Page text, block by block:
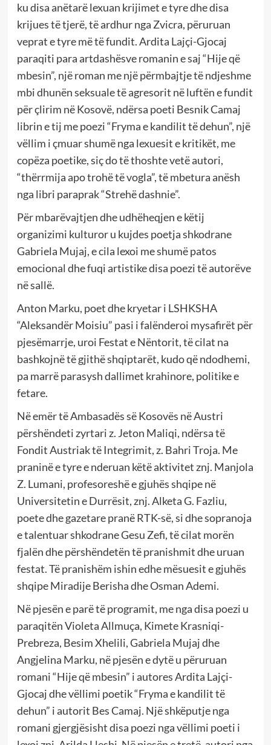
ku disa anëtarë lexuan krijimet e tyre dhe disa
krijues të tjerë, të ardhur nga Zvicra, përuruan
veprat e tyre më të fundit. Ardita Lajçi-Gjocaj
paraqiti para artdashësve romanin e saj “Hije që
mbesin”, një roman me një përmbajtje të ndjeshme
mbi dhunën seksuale të agresorit në luftën e fundit
për çlirim në Kosovë, ndërsa poeti Besnik Camaj
librin e tij me poezi “Fryma e kandilit të dehun”, një
vëllim i çmuar shumë nga lexuesit e kritikët, me
copëza poetike, siç do të thoshte vetë autori,
“thërrmija apo trohë të vogla”, të mbetura anësh
nga libri paraprak “Strehë dashnie”.
Për mbarëvajtjen dhe udhëheqjen e këtij
organizimi kulturor u kujdes poetja shkodrane
Gabriela Mujaj, e cila lexoi me shumë patos
emocional dhe fuqi artistike disa poezi të autorëve
në sallë.
Anton Marku, poet dhe kryetar i LSHKSHA
“Aleksandër Moisiu” pasi i falënderoi mysafirët për
pjesëmarrje, uroi Festat e Nëntorit, të cilat na
bashkojnë të gjithë shqiptarët, kudo që ndodhemi,
pa marrë parasysh dallimet krahinore, politike e
fetare.
Në emër të Ambasadës së Kosovës në Austri
përshëndeti zyrtari z. Jeton Maliqi, ndërsa të
Fondit Austriak të Integrimit, z. Bahri Troja. Me
praninë e tyre e nderuan këtë aktivitet znj. Manjola
Z. Lumani, profesoreshë e gjuhës shqipe në
Universitetin e Durrësit, znj. Alketa G. Fazliu,
poete dhe gazetare pranë RTK-së, si dhe sopranoja
e talentuar shkodrane Gesu Zefi, të cilat morën
fjalën dhe përshëndetën të pranishmit dhe uruan
festat. Të pranishëm ishin edhe mësuesit e gjuhës
shqipe Miradije Berisha dhe Osman Ademi.
Në pjesën e parë të programit, me nga disa poezi u
paraqitën Violeta Allmuça, Kimete Krasniqi-
Prebreza, Besim Xhelili, Gabriela Mujaj dhe
Angjelina Marku, në pjesën e dytë u përuruan
romani “Hije që mbesin” i autores Ardita Lajçi-
Gjocaj dhe vëllimi poetik “Fryma e kandilit të
dehun” i autorit Bes Camaj. Një shkëputje nga
romani gjergjësisht disa poezi nga vëllimi poeti i